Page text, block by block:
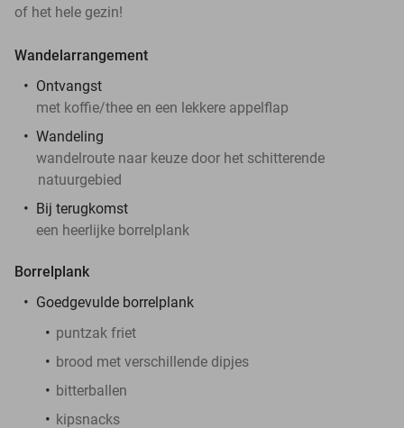
of het hele gezin!
Wandelarrangement
Ontvangst
met koffie/thee en een lekkere appelflap
Wandeling
wandelroute naar keuze door het schitterende
natuurgebied
Bij terugkomst
een heerlijke borrelplank
Borrelplank
Goedgevulde borrelplank
puntzak friet
brood met verschillende dipjes
bitterballen
kipsnacks